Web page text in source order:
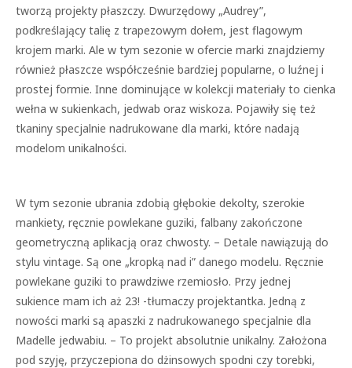
tworzą projekty płaszczy. Dwurzędowy „Audrey”,
podkreślający talię z trapezowym dołem, jest flagowym
krojem marki. Ale w tym sezonie w ofercie marki znajdziemy
również płaszcze współcześnie bardziej popularne, o luźnej i
prostej formie. Inne dominujące w kolekcji materiały to cienka
wełna w sukienkach, jedwab oraz wiskoza. Pojawiły się też
tkaniny specjalnie nadrukowane dla marki, które nadają
modelom unikalności.
W tym sezonie ubrania zdobią głębokie dekolty, szerokie
mankiety, ręcznie powlekane guziki, falbany zakończone
geometryczną aplikacją oraz chwosty. – Detale nawiązują do
stylu vintage. Są one „kropką nad i” danego modelu. Ręcznie
powlekane guziki to prawdziwe rzemiosło. Przy jednej
sukience mam ich aż 23! -tłumaczy projektantka. Jedną z
nowości marki są apaszki z nadrukowanego specjalnie dla
Madelle jedwabiu. – To projekt absolutnie unikalny. Założona
pod szyję, przyczepiona do dżinsowych spodni czy torebki,